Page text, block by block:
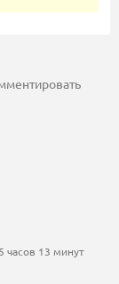
часов 13 минут